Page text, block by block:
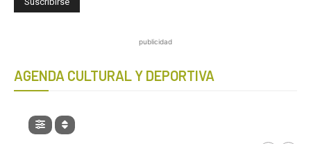
publicidad
AGENDA CULTURAL Y DEPORTIVA